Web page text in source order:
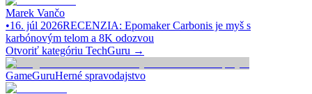
Marek Vančo
•16. júl 2026RECENZIA: Epomaker Carbonis je myš s
karbónovým telom a 8K odozvou
Otvoriť kategóriu TechGuru →
GameGuruHerné spravodajstvo